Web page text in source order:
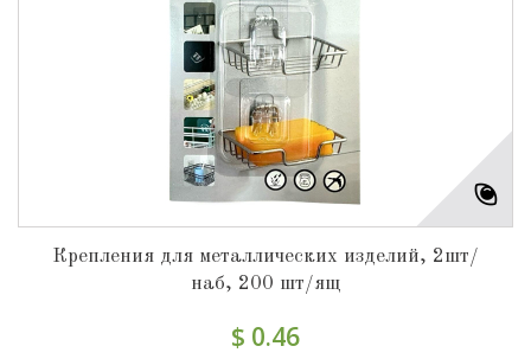
Крепления для металлических изделий, 2шт/
наб, 200 шт/ящ
$ 0.46